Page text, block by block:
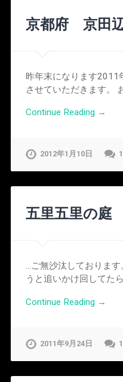
京都府 京田辺
昨年末になります2011
させていただきます。
Continue Reading →
2012年1月10日
五里五里の庭
…ご無沙汰しておりま
うと追いかけ回してた
Continue Reading →
2011年9月24日